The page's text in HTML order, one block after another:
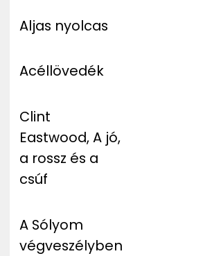
Aljas nyolcas
Acéllövedék
Clint
Eastwood, A jó,
a rossz és a
csúf
A Sólyom
végveszélyben